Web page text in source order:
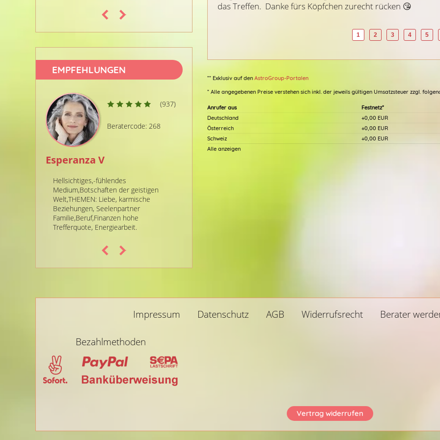
EMPFEHLUNGEN
(937)
Beratercode: 268
Esperanza V
Hellsichtiges,-fühlendes
Medium,Botschaften der geistigen
Welt,THEMEN: Liebe, karmische
Beziehungen, Seelenpartner
Familie,Beruf,Finanzen hohe
Trefferquote, Energiearbeit.
Beratercode: 180
das Treffen.  Danke fürs Köpfchen zurecht rücken 😘
1 2 3 4 5
** Exklusiv auf den AstroGroup-Portalen
* Alle angegebenen Preise verstehen sich inkl. der jeweils gültigen Umsatzsteuer zzgl.
Anrufer aus Festnetz*
Deutschland
+0,00 EUR
Österreich
+0,00 EUR
Schweiz
+0,00 EUR
Alle anzeigen
Impressum Datenschutz AGB Widerrufsrecht Berater
Bezahlmethoden
Vertrag widerrufen